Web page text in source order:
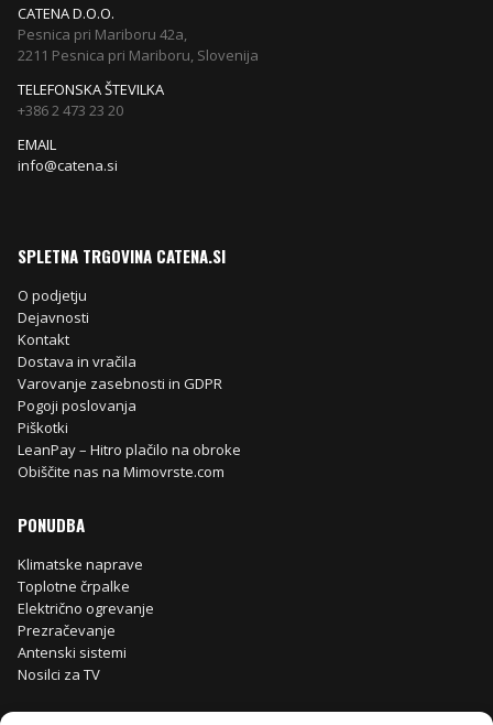
CATENA D.O.O.
Pesnica pri Mariboru 42a,
2211 Pesnica pri Mariboru, Slovenija
TELEFONSKA ŠTEVILKA
+386 2 473 23 20
EMAIL
info@catena.si
SPLETNA TRGOVINA CATENA.SI
O podjetju
Dejavnosti
Kontakt
Dostava in vračila
Varovanje zasebnosti in GDPR
Pogoji poslovanja
Piškotki
LeanPay – Hitro plačilo na obroke
Obiščite nas na Mimovrste.com
PONUDBA
Klimatske naprave
Toplotne črpalke
Električno ogrevanje
Prezračevanje
Antenski sistemi
Nosilci za TV